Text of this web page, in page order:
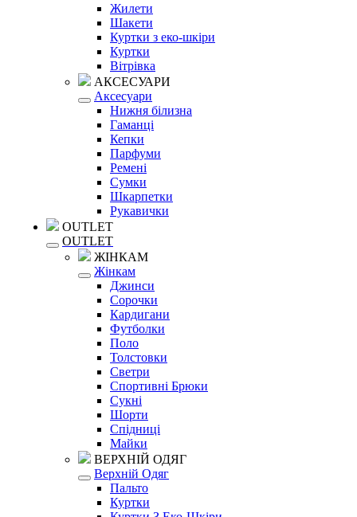
Жилети
Шакети
Куртки з еко-шкіри
Куртки
Вітрівка
АКСЕСУАРИ
Аксесуари
Нижня білизна
Гаманці
Кепки
Парфуми
Ремені
Сумки
Шкарпетки
Рукавички
OUTLET
OUTLET
ЖІНКАМ
Жінкам
Джинси
Сорочки
Кардигани
Футболки
Поло
Толстовки
Светри
Спортивні Брюки
Сукні
Шорти
Спідниці
Майки
ВЕРХНІЙ ОДЯГ
Верхній Одяг
Пальто
Куртки